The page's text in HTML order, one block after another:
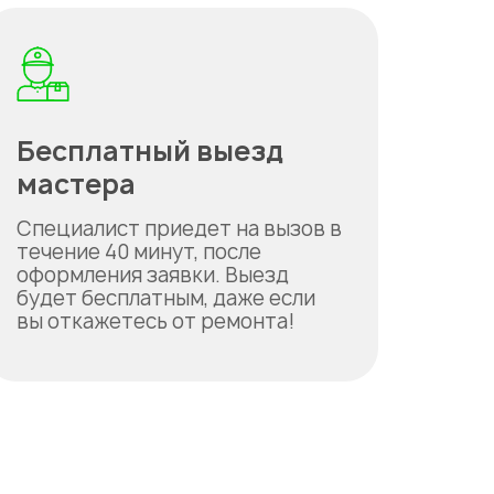
Бесплатный выезд
мастера
Специалист приедет на вызов в
течение 40 минут, после
оформления заявки. Выезд
будет бесплатным, даже если
вы откажетесь от ремонта!